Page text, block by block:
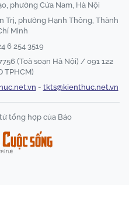
phường Cửa Nam, Hà Nội
Trị, phường Hạnh Thông, Thành
Minh
6 254 3519
(Toà soạn Hà Nội) / 091 122
TPHCM)
- tkts@kienthuc.net.vn
tổng hợp của Báo